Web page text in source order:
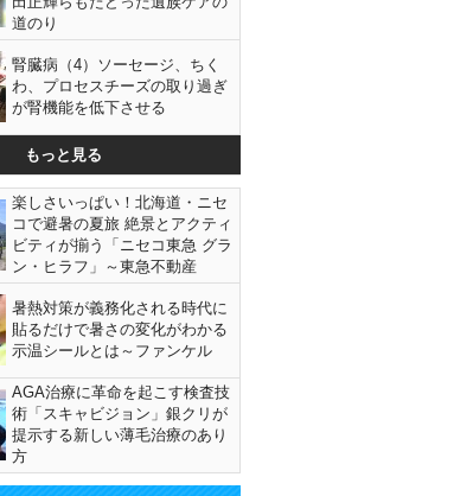
道のり
腎臓病（4）ソーセージ、ちく
わ、プロセスチーズの取り過ぎ
が腎機能を低下させる
もっと見る
楽しさいっぱい！北海道・ニセ
コで避暑の夏旅 絶景とアクティ
ビティが揃う「ニセコ東急 グラ
ン・ヒラフ」～東急不動産
暑熱対策が義務化される時代に
貼るだけで暑さの変化がわかる
示温シールとは～ファンケル
AGA治療に革命を起こす検査技
術「スキャビジョン」銀クリが
提示する新しい薄毛治療のあり
方